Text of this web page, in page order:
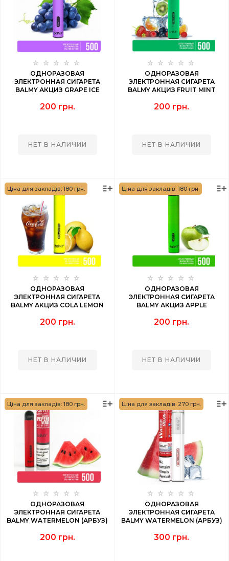
ОДНОРАЗОВАЯ
ЭЛЕКТРОННАЯ СИГАРЕТА
BALMY АКЦИЗ GRAPE ICE
200 грн.
НЕТ В НАЛИЧИИ
ОДНОРАЗОВАЯ
ЭЛЕКТРОННАЯ СИГАРЕТА
BALMY АКЦИЗ FRUIT MINT
200 грн.
НЕТ В НАЛИЧИИ
Ціна для закладів: 180 грн.
ОДНОРАЗОВАЯ
ЭЛЕКТРОННАЯ СИГАРЕТА
BALMY АКЦИЗ COLA LEMON
200 грн.
НЕТ В НАЛИЧИИ
Ціна для закладів: 180 грн.
ОДНОРАЗОВАЯ
ЭЛЕКТРОННАЯ СИГАРЕТА
BALMY АКЦИЗ APPLE
200 грн.
НЕТ В НАЛИЧИИ
Ціна для закладів: 180 грн.
ОДНОРАЗОВАЯ
ЭЛЕКТРОННАЯ СИГАРЕТА
BALMY WATERMELON (АРБУЗ)
200 грн.
Ціна для закладів: 270 грн.
ОДНОРАЗОВАЯ
ЭЛЕКТРОННАЯ СИГАРЕТА
BALMY WATERMELON (АРБУЗ)
300 грн.